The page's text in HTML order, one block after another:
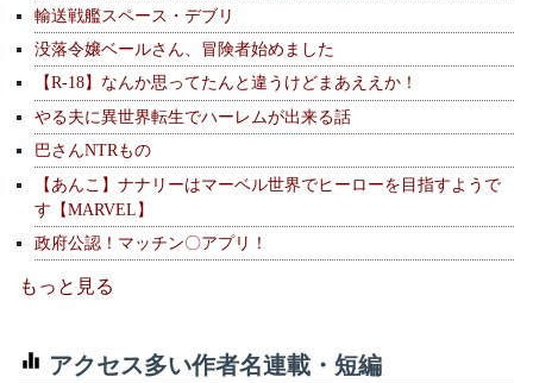
輸送戦艦スペース・デブリ
没落令嬢ベールさん、冒険者始めました
【R-18】なんか思ってたんと違うけどまあええか！
やる夫に異世界転生でハーレムが出来る話
巴さんNTRもの
【あんこ】ナナリーはマーベル世界でヒーローを目指すようで
す【MARVEL】
政府公認！マッチン〇アプリ！
もっと見る
アクセス多い作者名連載・短編